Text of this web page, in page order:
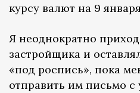
курсу валют на 9
Я неоднократно
застройщика и
«под роспись», пока
отправить им письмо